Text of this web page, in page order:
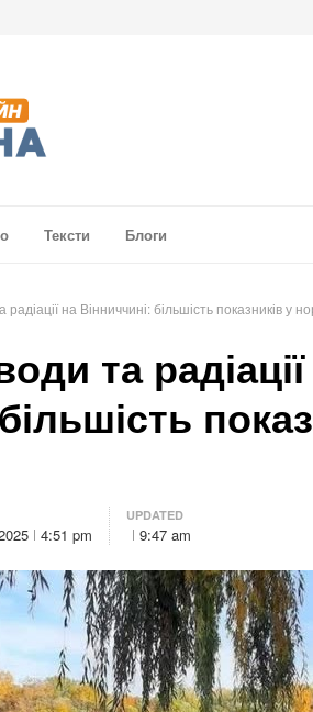
Тексти Блоги
на Вінниччині: більшість показників у
та
4:51 pm
UPDATED
9:47 am